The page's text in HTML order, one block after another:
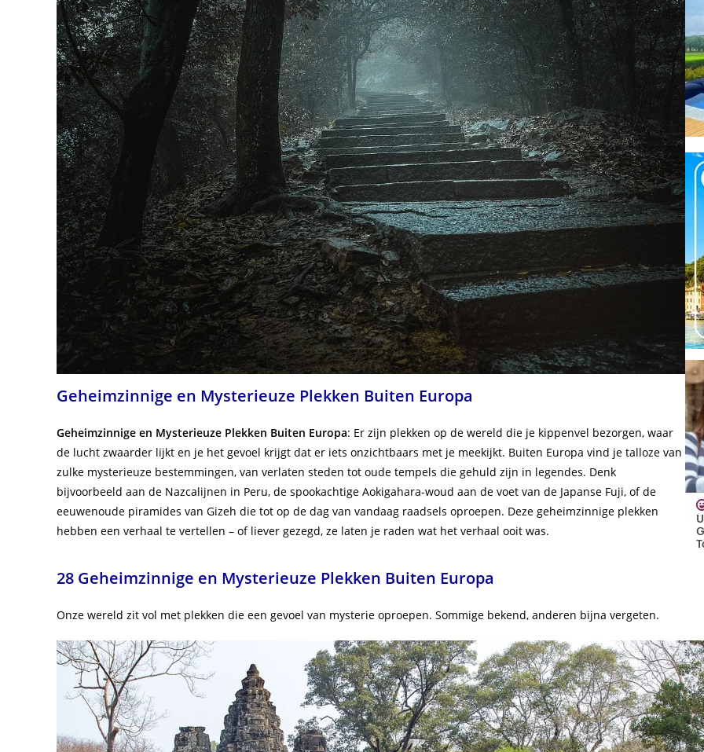
Geheimzinnige en Mysterieuze Plekken Buiten Europa
Geheimzinnige en Mysterieuze Plekken Buiten Europa: Er zijn plekken op de wereld die je kippenvel bezorgen, waar
de lucht zwaarder lijkt en je het gevoel krijgt dat er iets onzichtbaars met je meekijkt. Buiten Europa vind je talloze van
zulke mysterieuze bestemmingen, van verlaten steden tot oude tempels die gehuld zijn in legendes. Denk
bijvoorbeeld aan de Nazcalijnen in Peru, de spookachtige Aokigahara-woud aan de voet van de Japanse Fuji, of de
eeuwenoude piramides van Gizeh die tot op de dag van vandaag raadsels oproepen. Deze geheimzinnige plekken
hebben een verhaal te vertellen – of liever gezegd, ze laten je raden wat het verhaal ooit was.
28 Geheimzinnige en Mysterieuze Plekken Buiten Europa
Onze wereld zit vol met plekken die een gevoel van mysterie oproepen. Sommige bekend, anderen bijna vergeten.